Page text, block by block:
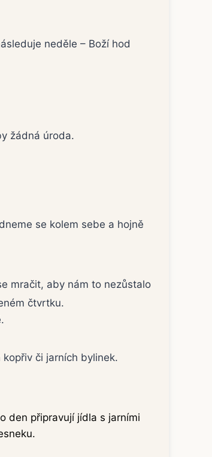
neděle – Boží hod
žádná úroda.
se kolem sebe a hojně
mračit, aby nám to nezůstalo
čtvrtku.
či jarních bylinek.
den připravují jídla s jarními